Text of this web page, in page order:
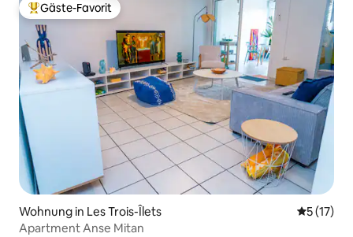
Beliebter Gäste-Favorit.
Gäste-Favorit
Wohnung in Les Trois-Îlets
5 (17)
Apartment Anse Mitan